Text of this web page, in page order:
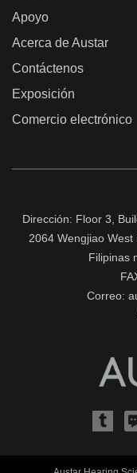
Apoyo
Acerca de Austar
Contáctenos
Exposición
Comercio electrónico
Dirección: Floor 3,
2064 Wengjiao
Filipinas
Correo: